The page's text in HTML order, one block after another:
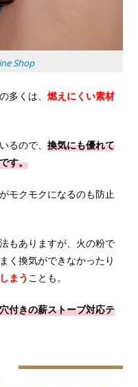
Shop
多くは、燃えにくい素材
るので、換気にも優れて
す。
モクモクになるのも防止
もありますが、火の粉で
く換気ができなかったり
まう ことも。
付きの薪ストーブ対応テ